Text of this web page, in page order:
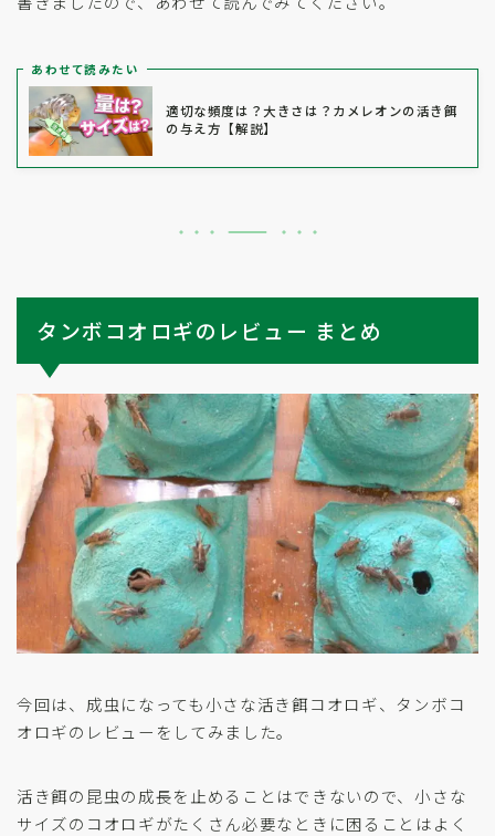
あわせて読みたい
適切な頻度は？大きさは？カメレオンの活き餌
の与え方【解説】
タンボコオロギのレビュー まとめ
今回は、成虫になっても小さな活き餌コオロギ、タンボコ
オロギのレビューをしてみました。
活き餌の昆虫の成長を止めることはできないので、小さな
サイズのコオロギがたくさん必要なときに困ることはよく